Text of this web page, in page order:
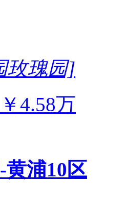
玫瑰园]
4.58万
黄浦10区